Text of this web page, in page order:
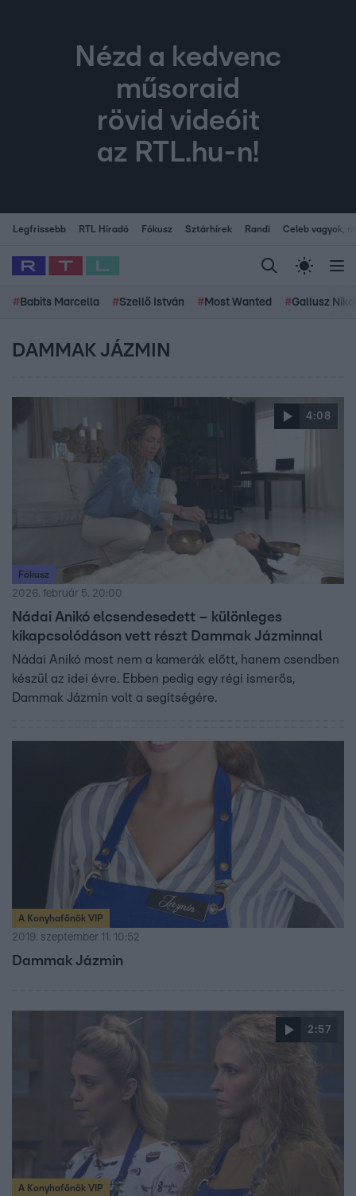
Nézd a kedvenc
műsoraid
rövid videóit
az RTL.hu-n!
Legfrissebb RTL Híradó Fókusz Sztárhírek Randi Celeb vagyok,
# Babits Marcella #Szellő István # Most Wanted #Gallusz
DAMMAK JÁZMIN
4:08
Fókusz
2026. február 5. 20:00
Nádai Anikó elcsendesedett – különleges
kikapcsolódáson vett részt Dammak Jázminnal
Nádai Anikó most nem a kamerák előtt, hanem csendben
készül az idei évre. Ebben pedig egy régi ismerős,
Dammak Jázmin volt a segítségére.
A Konyhafőnök VIP
2019. szeptember 11. 10:52
Dammak Jázmin
2:57
A Konyhafőnök VIP